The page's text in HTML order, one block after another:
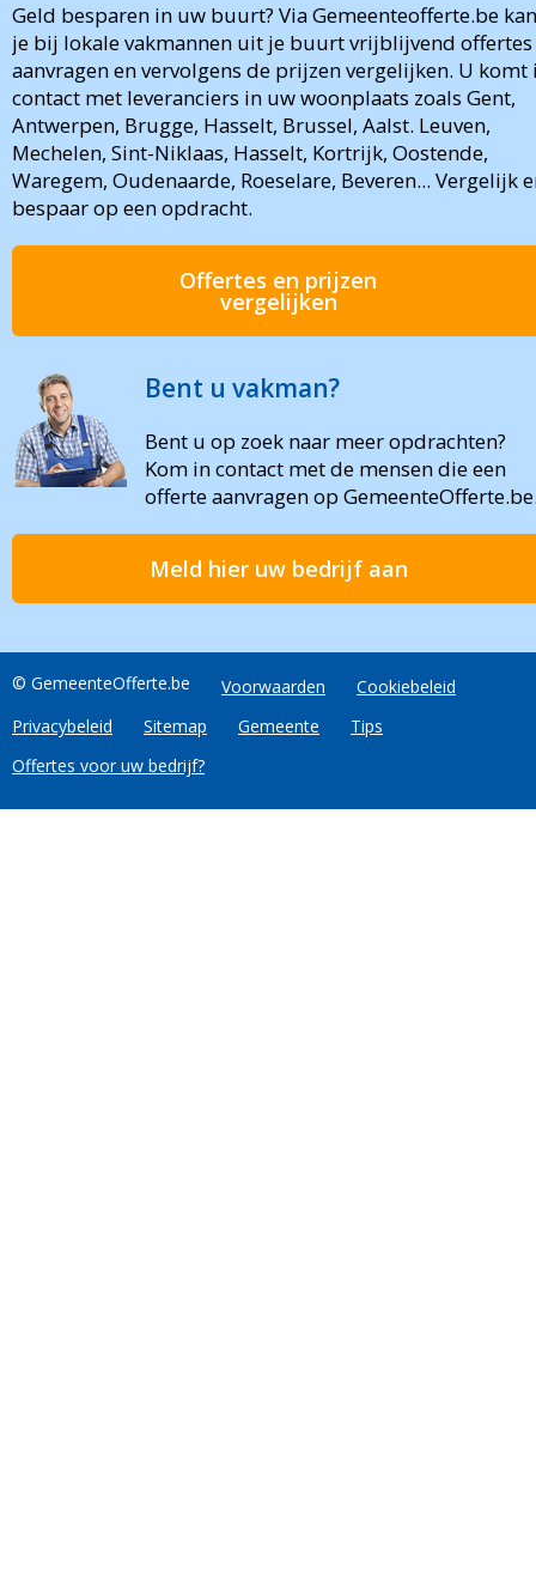
Geld besparen in uw buurt? Via Gemeenteofferte.be kan
je bij lokale vakmannen uit je buurt vrijblijvend offertes
aanvragen en vervolgens de prijzen vergelijken. U komt
contact met leveranciers in uw woonplaats zoals Gent,
Antwerpen, Brugge, Hasselt, Brussel, Aalst. Leuven,
Mechelen, Sint-Niklaas, Hasselt, Kortrijk, Oostende,
Waregem, Oudenaarde, Roeselare, Beveren... Vergelijk
bespaar op een opdracht.
Offertes en prijzen
vergelijken
Bent u vakman?
Bent u op zoek naar meer opdrachten?
Kom in contact met de mensen die een
offerte aanvragen op
Meld hier uw bedrijf aan
© GemeenteOfferte.be Voorwaarden
Cookiebeleid
Privacybeleid
Sitemap Gemeente
Tips
Offertes voor uw bedrijf?